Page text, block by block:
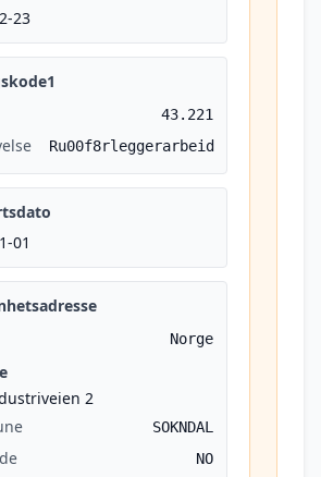
23
43.221
Ru00f8rleggerarbeid
01
Norge
2
SOKNDAL
NO